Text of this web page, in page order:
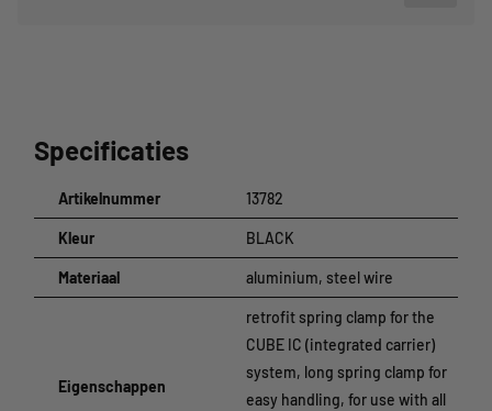
Specificaties
Artikelnummer 13782
Kleur BLACK
Materiaal aluminium, steel wire
Eigenschappen
retrofit spring clamp for the
CUBE IC (integrated carrier)
system, long spring clamp for
easy handling, for use with all